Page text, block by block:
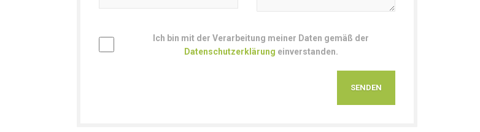
Ich bin mit der Verarbeitung meiner Daten gemäß der
Datenschutzerklärung einverstanden.